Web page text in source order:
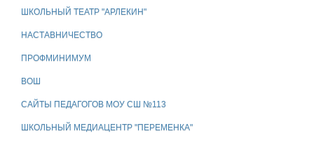
ШКОЛЬНЫЙ ТЕАТР "АРЛЕКИН"
НАСТАВНИЧЕСТВО
ПРОФМИНИМУМ
ВОШ
САЙТЫ ПЕДАГОГОВ МОУ СШ №113
ШКОЛЬНЫЙ МЕДИАЦЕНТР "ПЕРЕМЕНКА"